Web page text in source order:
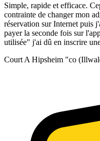
Simple, rapide et efficace.
contrainte de changer mon
réservation sur Internet puis
payer la seconde fois sur
utilisée" j'ai dû en inscrire
Court A Hipsheim "co